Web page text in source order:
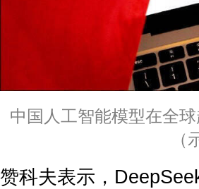
中国人工智能模型在全
（
赞科夫表示，